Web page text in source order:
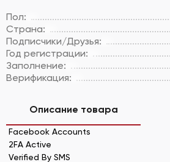
Пол:
Страна:
Подписчики/Друзья:
Год регистрации:
Заполнение:
Верификация:
Описание товара
Facebook Accounts
2FA Active
Verified By SMS